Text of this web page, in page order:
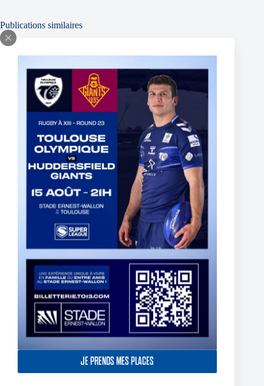
JE PRENDS MES PLACES
Publications similaires
Fin de l’aventure Olympienne pour Reubenn Rennie
6 août 2026